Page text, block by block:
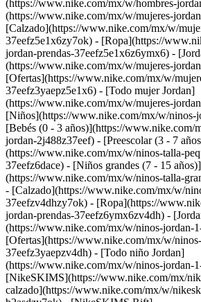
(https://www.nike.com/mx/w/hombres-
(https://www.nike.com/mx/w/mujeres-
[Calzado](https://www.nike.com/mx/w/
37eefz5e1x6zy7ok) - [Ropa](https://
jordan-prendas-37eefz5e1x6z6ymx6) -
(https://www.nike.com/mx/w/mujeres-
[Ofertas](https://www.nike.com/mx/w/
37eefz3yaepz5e1x6) - [Todo mujer Jordan]
(https://www.nike.com/mx/w/mujeres-
[Niños](https://www.nike.com/mx/w/ninos-
[Bebés (0 - 3 años)](https://www.nike.com/
jordan-2j488z37eef) - [Preescolar (3 - 7
(https://www.nike.com/mx/w/ninos-talla-
37eefz6dace) - [Niños grandes (7 - 15 años)]
(https://www.nike.com/mx/w/ninos-talla-
- [Calzado](https://www.nike.com/mx/w/
37eefzv4dhzy7ok) - [Ropa](https://
jordan-prendas-37eefz6ymx6zv4dh) -
(https://www.nike.com/mx/w/ninos-jordan-
[Ofertas](https://www.nike.com/mx/w/
37eefz3yaepzv4dh) - [Todo niño Jordan]
(https://www.nike.com/mx/w/ninos-jordan-
[NikeSKIMS](https://www.nike.com/mx/
calzado](https://www.nike.com/mx/w/